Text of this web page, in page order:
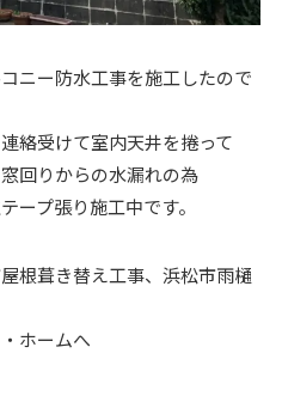
ニー防水工事を施工したので
絡受けて室内天井を捲って
回りからの水漏れの為
ープ張り施工中です。
根葺き替え工事、浜松市雨樋
ホームへ